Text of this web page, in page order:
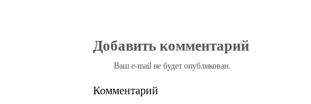
Добавить комментарий
Ваш e-mail не будет опубликован.
Комментарий